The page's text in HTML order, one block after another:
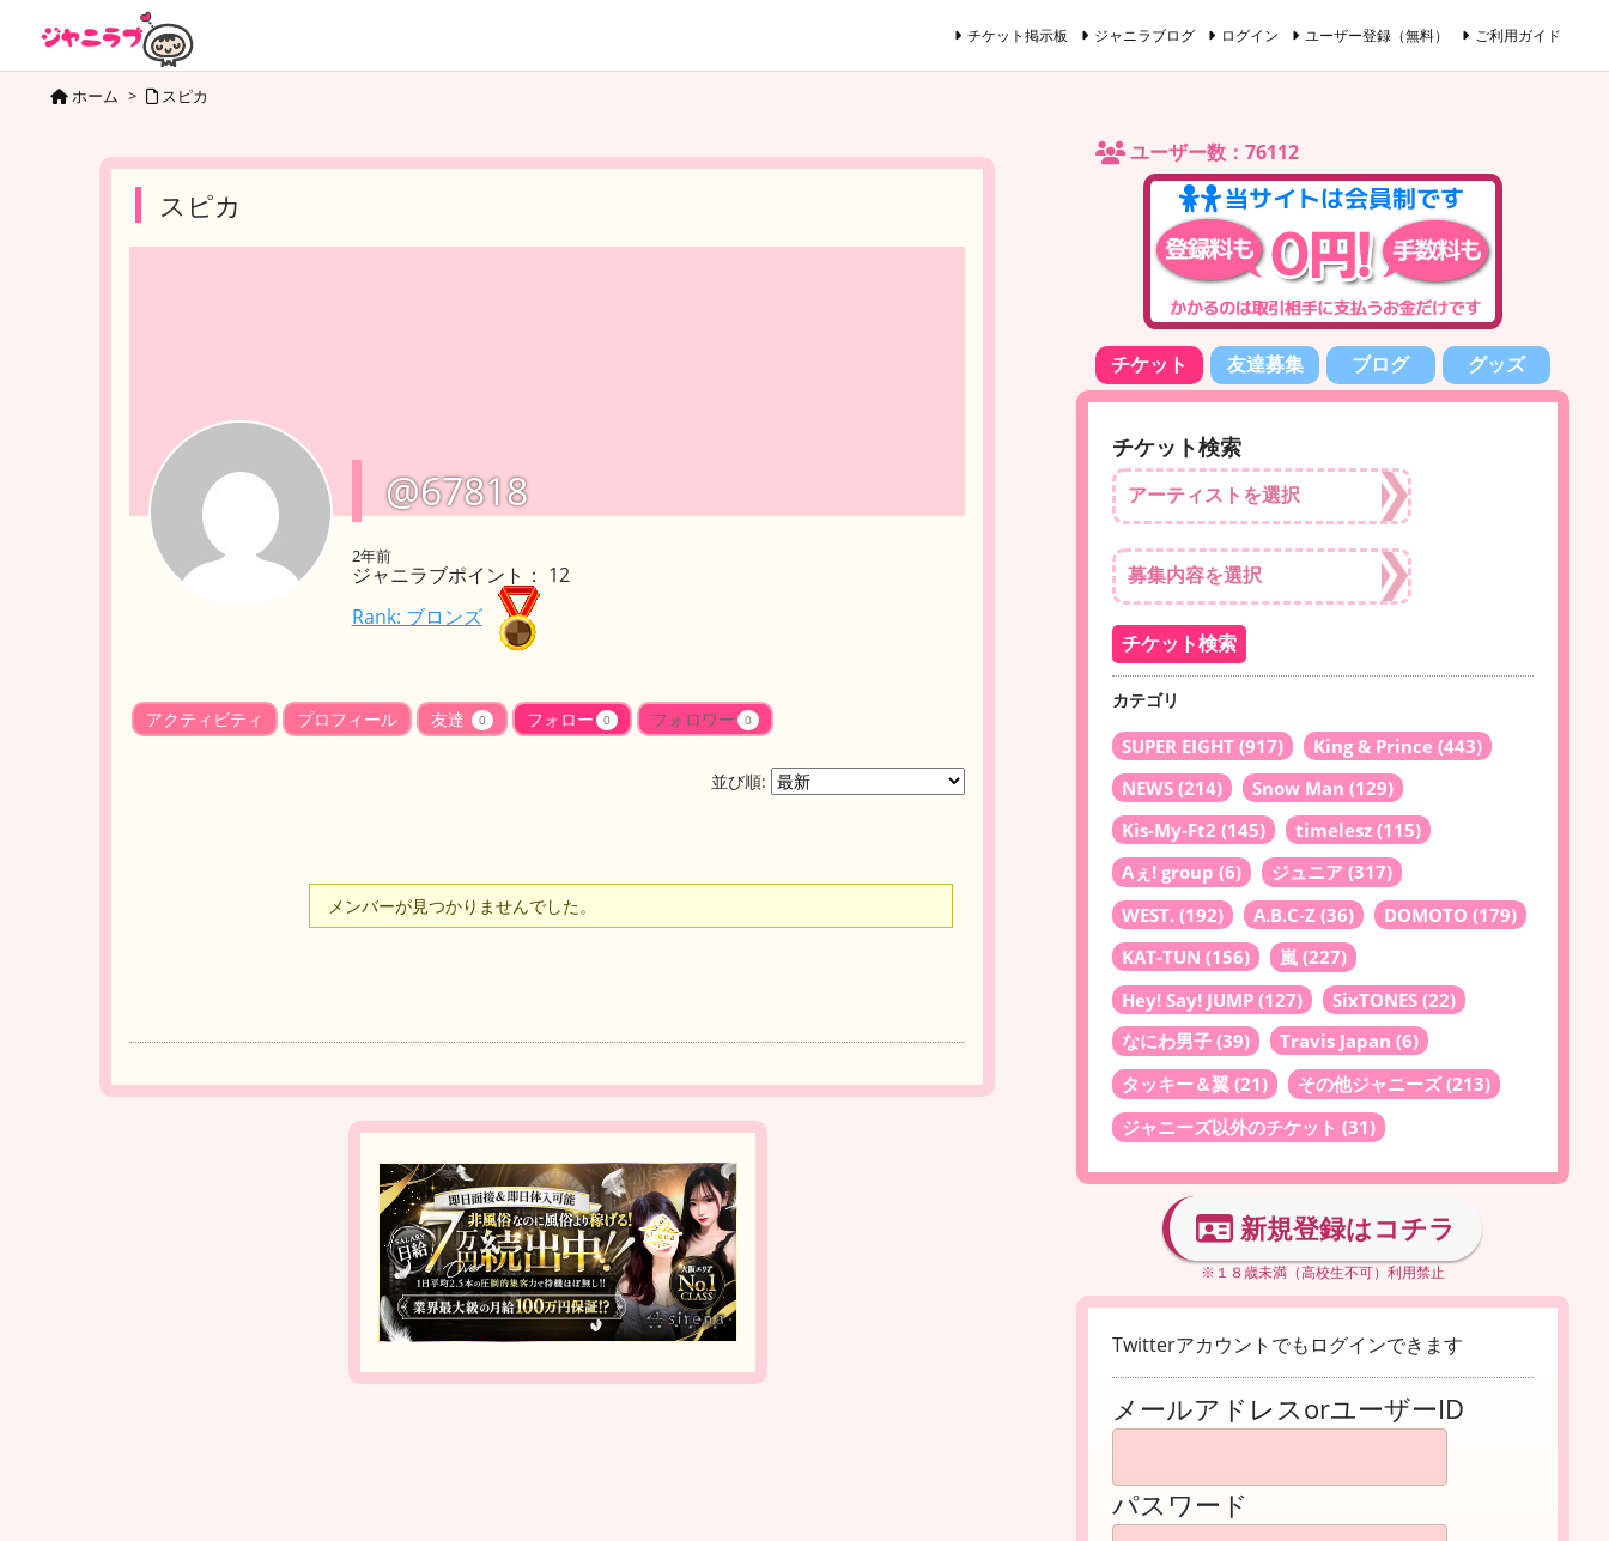
チケット掲示板 ジャニラブログ ログイン ユーザー登録（無料） ご利用ガイド
ホーム > スピカ
スピカ
@67818
2年前
ジャニラブポイント： 12
Rank: ブロンズ
アクティビティ プロフィール 友達 0 フォロー 0 フォロワー 0
並び順:
メンバーが見つかりませんでした。
ユーザー数：76112
チケット 友達募集 ブログ グッズ
チケット検索
カテゴリ
SUPER EIGHT (917) King & Prince (443)
NEWS (214) Snow Man (129)
Kis-My-Ft2 (145) timelesz (115)
Aぇ! group (6) ジュニア (317)
WEST. (192) A.B.C-Z (36) DOMOTO (179)
KAT-TUN (156) 嵐 (227)
Hey! Say! JUMP (127) SixTONES (22)
なにわ男子 (39) Travis Japan (6)
タッキー＆翼 (21) その他ジャニーズ(213)
ジャニーズ以外のチケット (31)
新規登録はコチラ
※１８歳未満（高校生不可）利用禁止
Twitterアカウントでもログインできます
メールアドレスorユーザーID
パスワード